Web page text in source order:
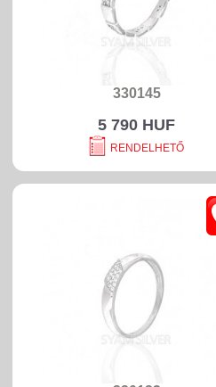
330145
5 790 HUF
RENDELHETŐ